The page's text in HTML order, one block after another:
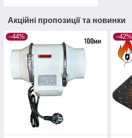
Акційні пропозиції та новинки
–44% –42%